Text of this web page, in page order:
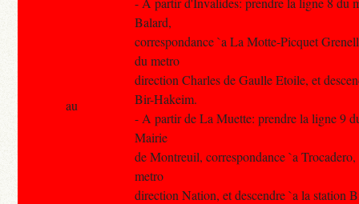
Balard,
correspondance `a La Motte-Picquet
du metro
direction Charles de Gaulle Etoile, et
Bir-Hakeim.
- A partir de La Muette: prendre la ligne 9
Mairie
de Montreuil, correspondance `a
metro
direction Nation, et descendre `a la station
au